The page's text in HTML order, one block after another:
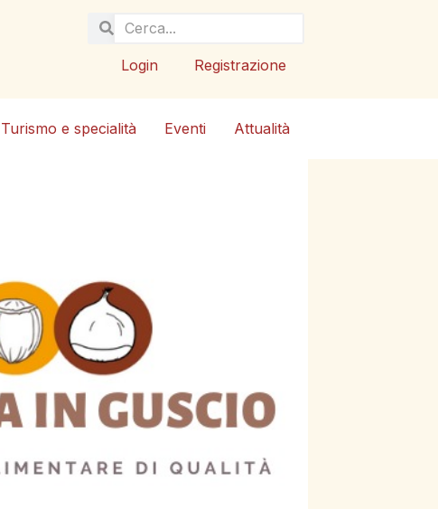
Login Registrazione
Turismo e specialità Eventi Attualità